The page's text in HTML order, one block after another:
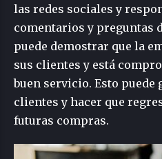
las redes sociales y
comentarios y preguntas
puede demostrar que la
sus clientes y está
buen servicio. Esto puede
clientes y hacer que
futuras compras.